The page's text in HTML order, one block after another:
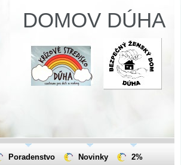
DOMOV DÚHA
Poradenstvo Novinky 2%